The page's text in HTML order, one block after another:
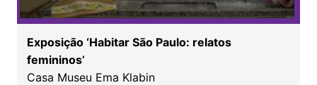
Exposição ‘Habitar São Paulo: relatos
femininos’
Casa Museu Ema Klabin